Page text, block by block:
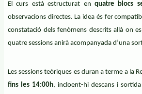
El curs està estructurat en quatre blocs
observacions directes. La idea és fer
constatació dels fenòmens descrits allà on
quatre sessions anirà acompanyada d’una
Les sessions teòriques es duran a terme a la
fins les 14:00h, incloent-hi descans i